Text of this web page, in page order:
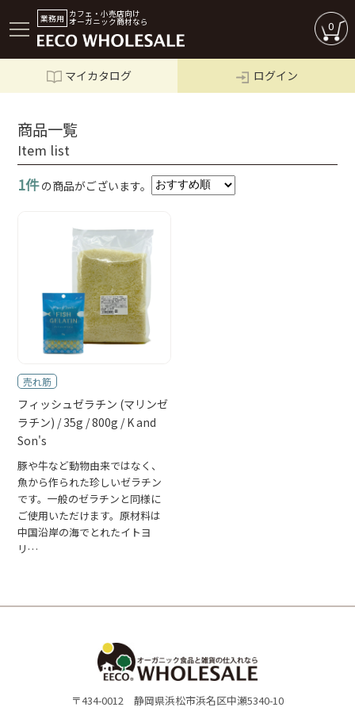
業務用 カフェ・小売店向け
オーガニック商材なら
マイカタログ ログイン
0
商品一覧
Item list
1件の商品がございます。
売れ筋
フィッシュゼラチン (マリンゼ
ラチン) / 35g / 800g / K and
Son's
豚や牛など動物由来ではなく、
魚から作られた珍しいゼラチン
です。一般のゼラチンと同様に
ご使用いただけます。原材料は
中国沿岸の海でとれたイトヨ
リ…
商品一覧
〒434-0012 静岡県浜松市浜名区中瀬5340-10